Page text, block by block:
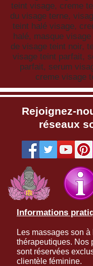
teint visage, creme
du visage terne,
teint halé visage,
halé, masque
de visage teint noir,
visage teint parfait,
parfait, serum
creme visage
Rejoignez-
réseaux
Informations
Les massages son à
thérapeutiques. Nos
sont réservées
clientèle féminine.